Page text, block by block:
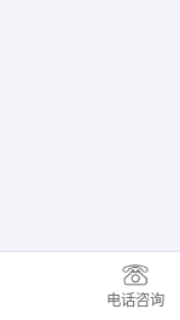
电话咨询